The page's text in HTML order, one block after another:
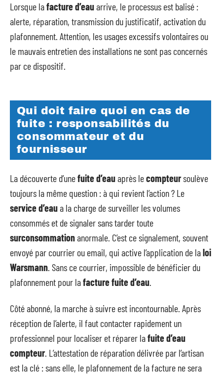
Lorsque lafacture d’eauarrive, le processus est balisé :
alerte, réparation, transmission du justificatif, activation du
plafonnement. Attention, les usages excessifs volontaires ou
le mauvais entretien des installations ne sont pas concernés
par ce dispositif.
Qui doit faire quoi en cas de
fuite : responsabilités du
consommateur et du
fournisseur
La découverte d’unefuite d’eauaprès lecompteursoulève
toujours la même question : à qui revient l’action ? Le
service d’eaua la charge de surveiller les volumes
consommés et de signaler sans tarder toute
surconsommationanormale. C’est ce signalement, souvent
envoyé par courrier ou email, qui active l’application de laloi
Warsmann. Sans ce courrier, impossible de bénéficier du
plafonnement pour lafacture fuite d’eau.
Côté abonné, la marche à suivre est incontournable. Après
réception de l’alerte, il faut contacter rapidement un
professionnel pour localiser et réparer lafuite d’eau
compteur. L’attestation de réparation délivrée par l’artisan
est la clé : sans elle, le plafonnement de la facture ne sera